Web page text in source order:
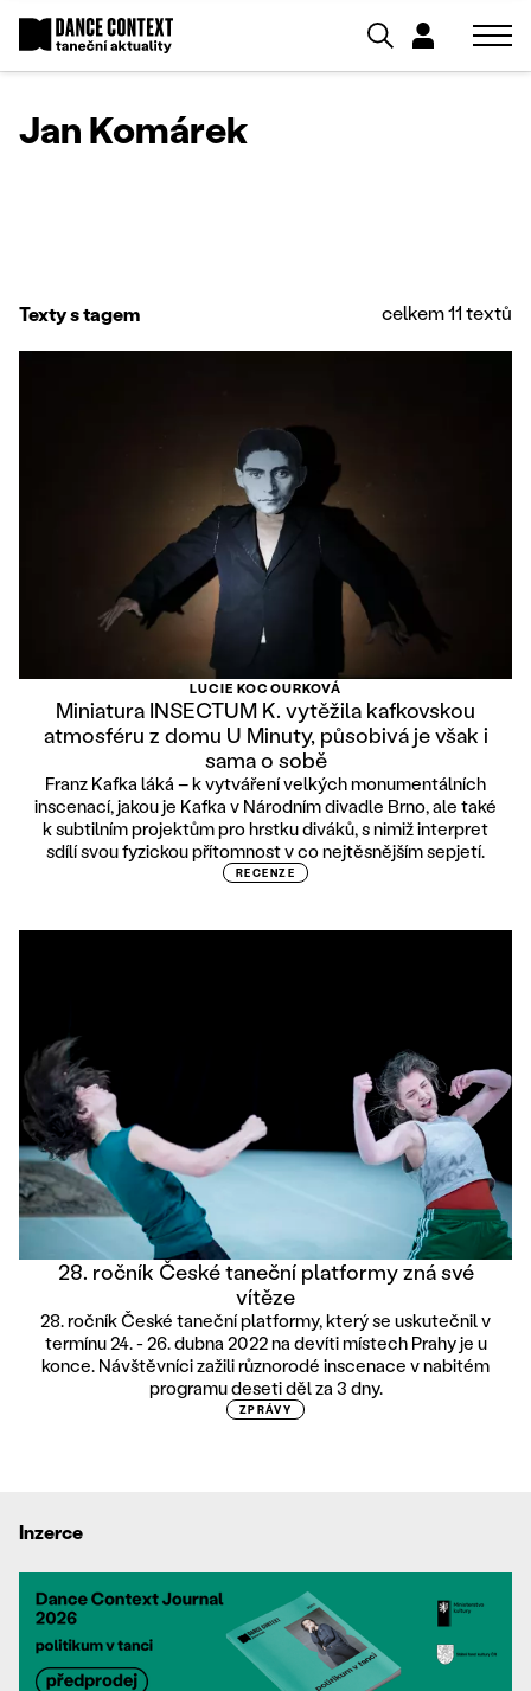
Jan Komárek
Texty s tagem celkem 11 textů
LUCIE KOCOURKOVÁ
Miniatura INSECTUM K. vytěžila kafkovskou
atmosféru z domu U Minuty, působivá je však i
sama o sobě
Franz Kafka láká – k vytváření velkých monumentálních
inscenací, jakou je Kafka v Národním divadle Brno, ale také
k subtilním projektům pro hrstku diváků, s nimiž interpret
sdílí svou fyzickou přítomnost v co nejtěsnějším sepjetí.
RECENZE
28. ročník České taneční platformy zná své
vítěze
28. ročník České taneční platformy, který se uskutečnil v
termínu 24. - 26. dubna 2022 na devíti místech Prahy je u
konce. Návštěvníci zažili různorodé inscenace v nabitém
programu deseti děl za 3 dny.
ZPRÁVY
Inzerce